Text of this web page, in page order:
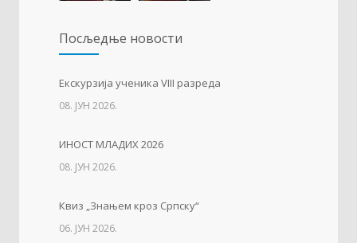
Упис дјеце у први разред
01. ФЕБРУАР 2023.
Тесла позива на квиз
14. АПРИЛ 2021.
Свјетски дан вода
Посљедњe новости
Eкскурзија ученика VIII разреда
08. ЈУН 2026.
ИНОСТ МЛАДИХ 2026
08. ЈУН 2026.
Квиз „Знањем кроз Српску“
06. ЈУН 2026.